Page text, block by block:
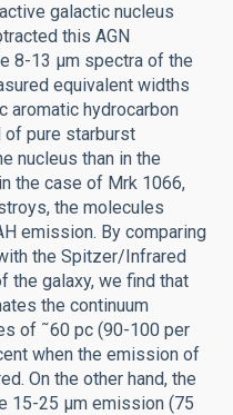
galactic nucleus
this AGN
8-13 μm spectra of the
equivalent widths
aromatic hydrocarbon
of pure starburst
nucleus than in the
the case of Mrk 1066,
the molecules
emission. By comparing
the Spitzer/Infrared
the galaxy, we find that
the continuum
of ˜60 pc (90-100 per
when the emission of
On the other hand, the
15-25 μm emission (75